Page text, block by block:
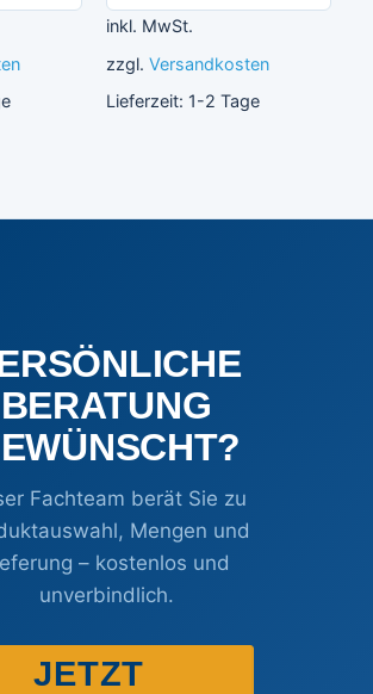
Produkt
mehrere
Varianten
auf
inkl. MwSt.
zzgl. Versandkosten
Lieferzeit: 1-2 Tage
BERATUNG
Fachteam berät Sie zu
Mengen und
– kostenlos und
unverbindlich.
JETZT